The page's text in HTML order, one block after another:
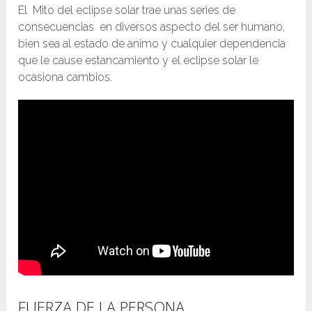
El Mito del eclipse solar trae unas series de
consecuencias en diversos aspecto del ser humano,
bien sea al estado de animo y cualquier dependencia
que le cause estancamiento y el eclipse solar le
ocasiona cambios.